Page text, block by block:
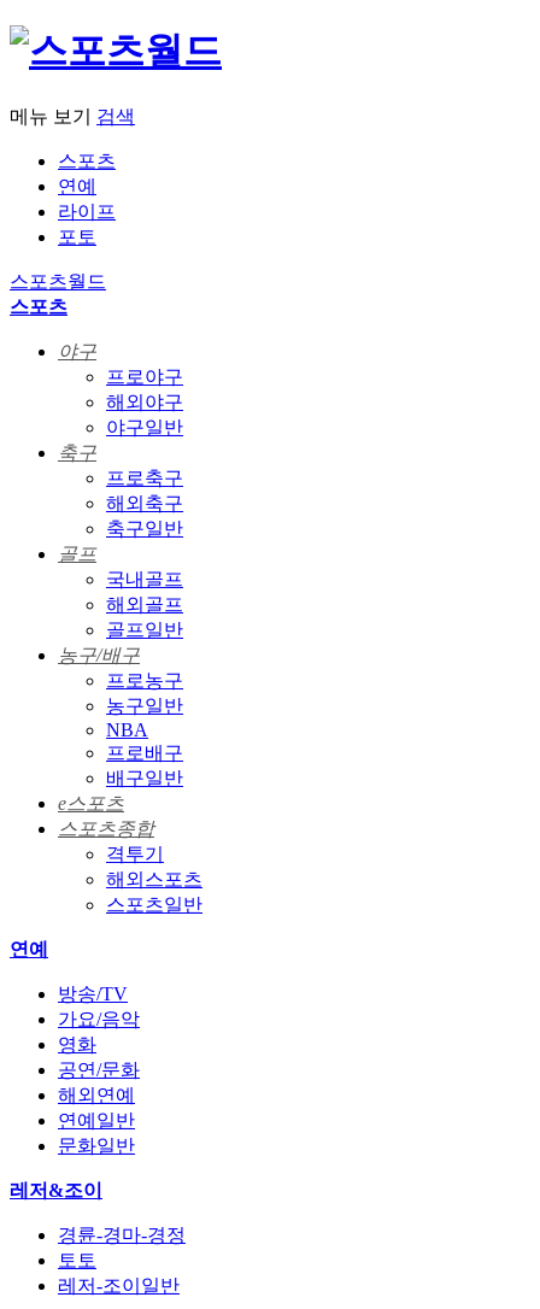
메뉴 보기 검색
스포츠
연예
라이프
포토
스포츠월드
스포츠
야구
프로야구
해외야구
야구일반
축구
프로축구
해외축구
축구일반
골프
국내골프
해외골프
골프일반
농구/배구
프로농구
농구일반
NBA
프로배구
배구일반
e스포츠
스포츠종합
격투기
해외스포츠
스포츠일반
연예
방송/TV
가요/음악
영화
공연/문화
해외연예
연예일반
문화일반
레저&조이
경륜-경마-경정
토토
레저-조이일반